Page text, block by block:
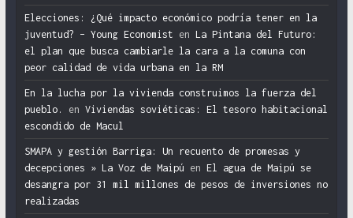
Elecciones: ¿Qué impacto económico podría tener en la
juventud? – Young Economist en La Pintana del Futuro:
el plan que busca cambiarle la cara a la comuna con
peor calidad de vida urbana en la RM
En la lucha por la vivienda construimos la fuerza del
pueblo.
en Viviendas soviéticas: El tesoro habitacional
escondido de Macul
SMAPA y gestión Barriga: Un recuento de promesas y
decepciones » La Voz de Maipú en El agua de Maipú se
desangra por 31 mil millones de pesos de inversiones no
realizadas